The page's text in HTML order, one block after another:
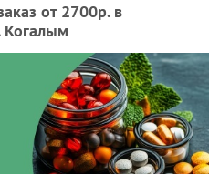
от 2700р. в
Когалым